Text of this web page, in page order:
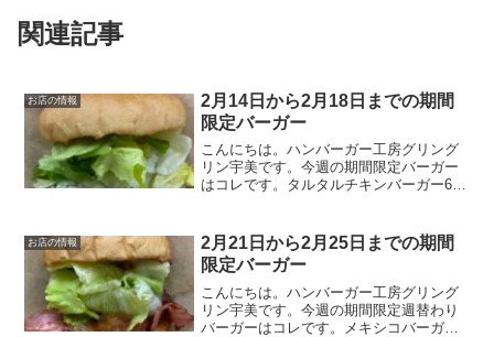
関連記事
お店の情報
2月14日から2月18日までの期間
限定バーガー
こんにちは。ハンバーガー工房グリング
リン宇美です。今週の期間限定バーガー
はコレです。タルタルチキンバーガー670
のタルタルソースには、なんと！高菜漬
けが入っています！ぜ...
お店の情報
2月21日から2月25日までの期間
限定バーガー
こんにちは。ハンバーガー工房グリング
リン宇美です。今週の期間限定週替わり
バーガーはコレです。メキシコバーガ